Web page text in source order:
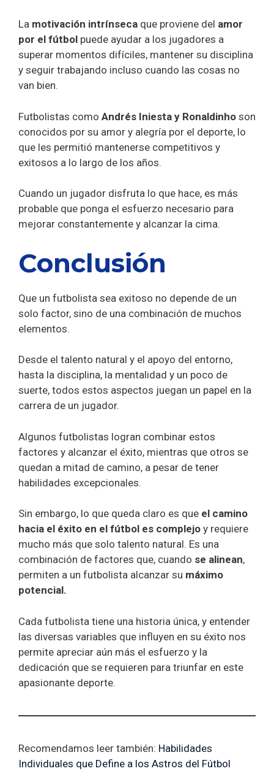
La motivación intrínseca que proviene del amor
por el fútbol puede ayudar a los jugadores a
superar momentos difíciles, mantener su disciplina
y seguir trabajando incluso cuando las cosas no
van bien.
Futbolistas como Andrés Iniesta y Ronaldinho son
conocidos por su amor y alegría por el deporte, lo
que les permitió mantenerse competitivos y
exitosos a lo largo de los años.
Cuando un jugador disfruta lo que hace, es más
probable que ponga el esfuerzo necesario para
mejorar constantemente y alcanzar la cima.
Conclusión
Que un futbolista sea exitoso no depende de un
solo factor, sino de una combinación de muchos
elementos.
Desde el talento natural y el apoyo del entorno,
hasta la disciplina, la mentalidad y un poco de
suerte, todos estos aspectos juegan un papel en la
carrera de un jugador.
Algunos futbolistas logran combinar estos
factores y alcanzar el éxito, mientras que otros se
quedan a mitad de camino, a pesar de tener
habilidades excepcionales.
Sin embargo, lo que queda claro es que el camino
hacia el éxito en el fútbol es complejo y requiere
mucho más que solo talento natural. Es una
combinación de factores que, cuando se alinean,
permiten a un futbolista alcanzar su máximo
potencial.
Cada futbolista tiene una historia única, y entender
las diversas variables que influyen en su éxito nos
permite apreciar aún más el esfuerzo y la
dedicación que se requieren para triunfar en este
apasionante deporte.
Recomendamos leer también: Habilidades
Individuales que Define a los Astros del Fútbol